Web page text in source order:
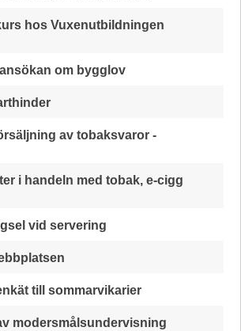
hos Vuxenutbildningen
om bygglov
av tobaksvaror -
i handeln med tobak, e-cigg
vid servering
till sommarvikarier
modersmålsundervisning